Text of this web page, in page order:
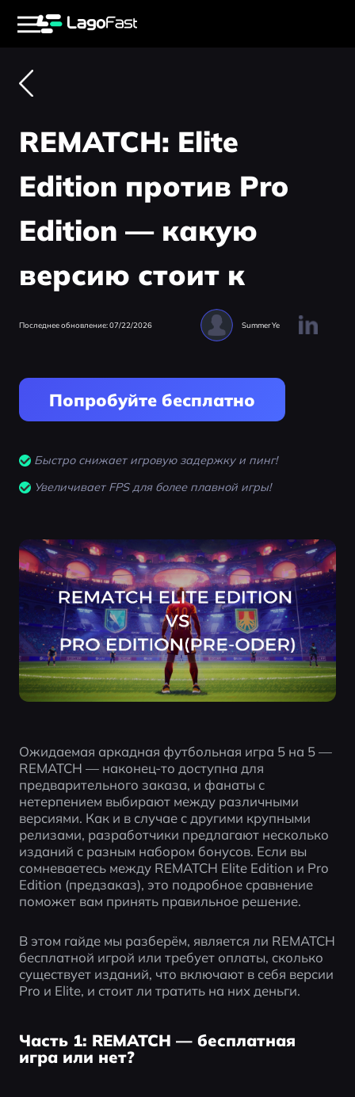
REMATCH: Elite
Edition против Pro
Edition — какую
версию стоит к
Последнее обновление: 07/22/2026 Summer Ye
Попробуйте бесплатно
Быстро снижает игровую задержку и пинг!
Увеличивает FPS для более плавной игры!
Ожидаемая аркадная футбольная игра 5 на 5 —
REMATCH — наконец-то доступна для
предварительного заказа, и фанаты с
нетерпением выбирают между различными
версиями. Как и в случае с другими крупными
релизами, разработчики предлагают несколько
изданий с разным набором бонусов. Если вы
сомневаетесь между REMATCH Elite Edition и Pro
Edition (предзаказ), это подробное сравнение
поможет вам принять правильное решение.
В этом гайде мы разберём, является ли REMATCH
бесплатной игрой или требует оплаты, сколько
существует изданий, что включают в себя версии
Pro и Elite, и стоит ли тратить на них деньги.
Часть 1: REMATCH — бесплатная
игра или нет?